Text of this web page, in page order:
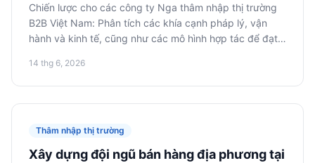
Chiến lược cho các công ty Nga thâm nhập thị trường
B2B Việt Nam: Phân tích các khía cạnh pháp lý, vận
hành và kinh tế, cũng như các mô hình hợp tác để đạt
14 thg 6, 2026
Thâm nhập thị trường
Xây dựng đội ngũ bán hàng địa phương tại